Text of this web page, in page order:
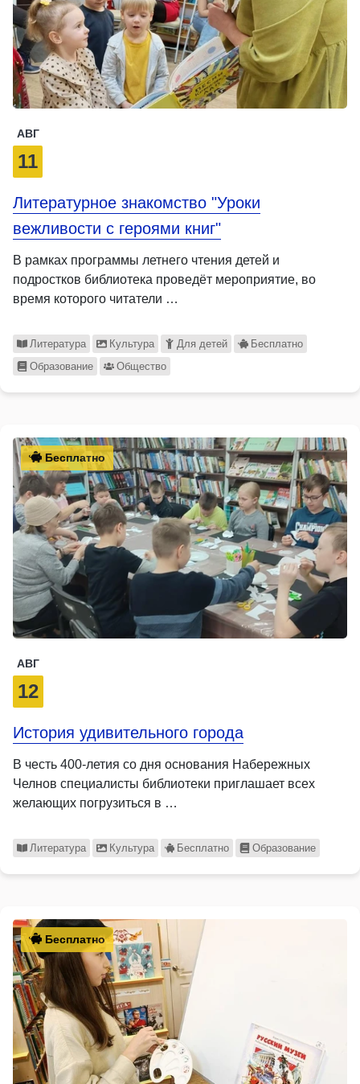
АВГ
11
Литературное знакомство "Уроки
вежливости с героями книг"
В рамках программы летнего чтения детей и
подростков библиотека проведёт мероприятие, во
время которого читатели …
Литература Культура Для детей
Бесплатно
Образование
Общество
Бесплатно
АВГ
12
История удивительного города
В честь 400-летия со дня основания Набережных
Челнов специалисты библиотеки приглашает всех
желающих погрузиться в …
Литература Культура Бесплатно Образование
Бесплатно